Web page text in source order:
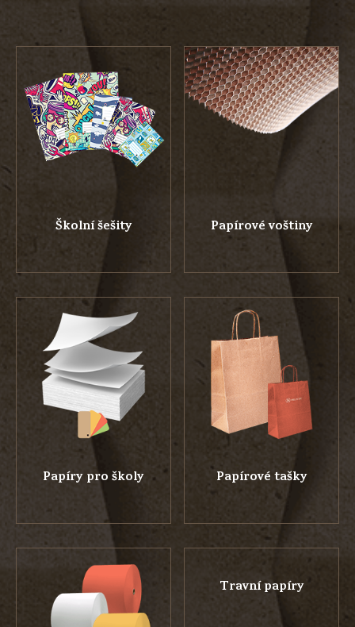
Školní šešity Papírové voštiny
Papíry pro školy Papírové tašky
Travní papíry